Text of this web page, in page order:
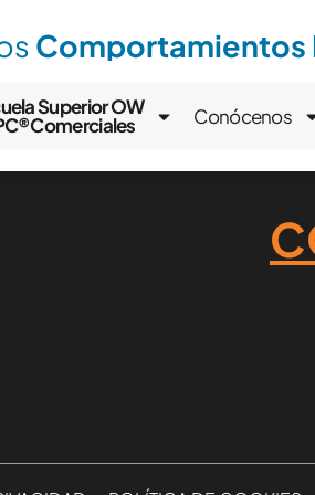
Comportamientos
Superior OW Conócenos